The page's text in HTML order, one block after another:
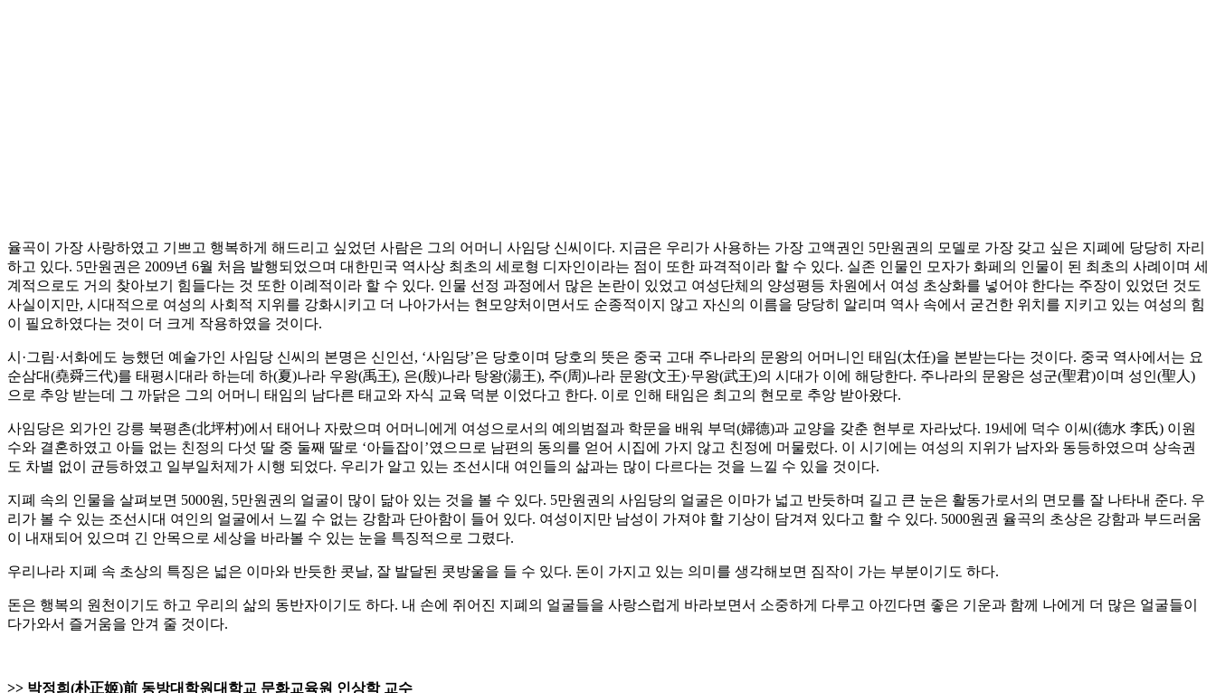
율곡이 가장 사랑하였고 기쁘고 행복하게 해드리고 싶었던 사람은 그의 어머니 사임당 신씨이다. 지금은 우리가 사용하는 가장 고액권인 5만원권의 모델로 가장 갖고 싶은 지폐에 당당히 자리
하고 있다. 5만원권은 2009년 6월 처음 발행되었으며 대한민국 역사상 최초의 세로형 디자인이라는 점이 또한 파격적이라 할 수 있다. 실존 인물인 모자가 화페의 인물이 된 최초의 사례이며 세
계적으로도 거의 찾아보기 힘들다는 것 또한 이례적이라 할 수 있다. 인물 선정 과정에서 많은 논란이 있었고 여성단체의 양성평등 차원에서 여성 초상화를 넣어야 한다는 주장이 있었던 것도
사실이지만, 시대적으로 여성의 사회적 지위를 강화시키고 더 나아가서는 현모양처이면서도 순종적이지 않고 자신의 이름을 당당히 알리며 역사 속에서 굳건한 위치를 지키고 있는 여성의 힘
이 필요하였다는 것이 더 크게 작용하였을 것이다.
시·그림·서화에도 능했던 예술가인 사임당 신씨의 본명은 신인선, ‘사임당’은 당호이며 당호의 뜻은 중국 고대 주나라의 문왕의 어머니인 태임(太任)을 본받는다는 것이다. 중국 역사에서는 요
순삼대(堯舜三代)를 태평시대라 하는데 하(夏)나라 우왕(禹王), 은(殷)나라 탕왕(湯王), 주(周)나라 문왕(文王)·무왕(武王)의 시대가 이에 해당한다. 주나라의 문왕은 성군(聖君)이며 성인(聖人)
으로 추앙 받는데 그 까닭은 그의 어머니 태임의 남다른 태교와 자식 교육 덕분 이었다고 한다. 이로 인해 태임은 최고의 현모로 추앙 받아왔다.
사임당은 외가인 강릉 북평촌(北坪村)에서 태어나 자랐으며 어머니에게 여성으로서의 예의범절과 학문을 배워 부덕(婦德)과 교양을 갖춘 현부로 자라났다. 19세에 덕수 이씨(德水 李氏) 이원
수와 결혼하였고 아들 없는 친정의 다섯 딸 중 둘째 딸로 ‘아들잡이’였으므로 남편의 동의를 얻어 시집에 가지 않고 친정에 머물렀다. 이 시기에는 여성의 지위가 남자와 동등하였으며 상속권
도 차별 없이 균등하였고 일부일처제가 시행 되었다. 우리가 알고 있는 조선시대 여인들의 삶과는 많이 다르다는 것을 느낄 수 있을 것이다.
지폐 속의 인물을 살펴보면 5000원, 5만원권의 얼굴이 많이 닮아 있는 것을 볼 수 있다. 5만원권의 사임당의 얼굴은 이마가 넓고 반듯하며 길고 큰 눈은 활동가로서의 면모를 잘 나타내 준다. 우
리가 볼 수 있는 조선시대 여인의 얼굴에서 느낄 수 없는 강함과 단아함이 들어 있다. 여성이지만 남성이 가져야 할 기상이 담겨져 있다고 할 수 있다. 5000원권 율곡의 초상은 강함과 부드러움
이 내재되어 있으며 긴 안목으로 세상을 바라볼 수 있는 눈을 특징적으로 그렸다.
우리나라 지폐 속 초상의 특징은 넓은 이마와 반듯한 콧날, 잘 발달된 콧방울을 들 수 있다. 돈이 가지고 있는 의미를 생각해보면 짐작이 가는 부분이기도 하다.
돈은 행복의 원천이기도 하고 우리의 삶의 동반자이기도 하다. 내 손에 쥐어진 지폐의 얼굴들을 사랑스럽게 바라보면서 소중하게 다루고 아낀다면 좋은 기운과 함께 나에게 더 많은 얼굴들이
다가와서 즐거움을 안겨 줄 것이다.
>> 박정희(朴正姬)前 동방대학원대학교 문화교육원 인상학 교수